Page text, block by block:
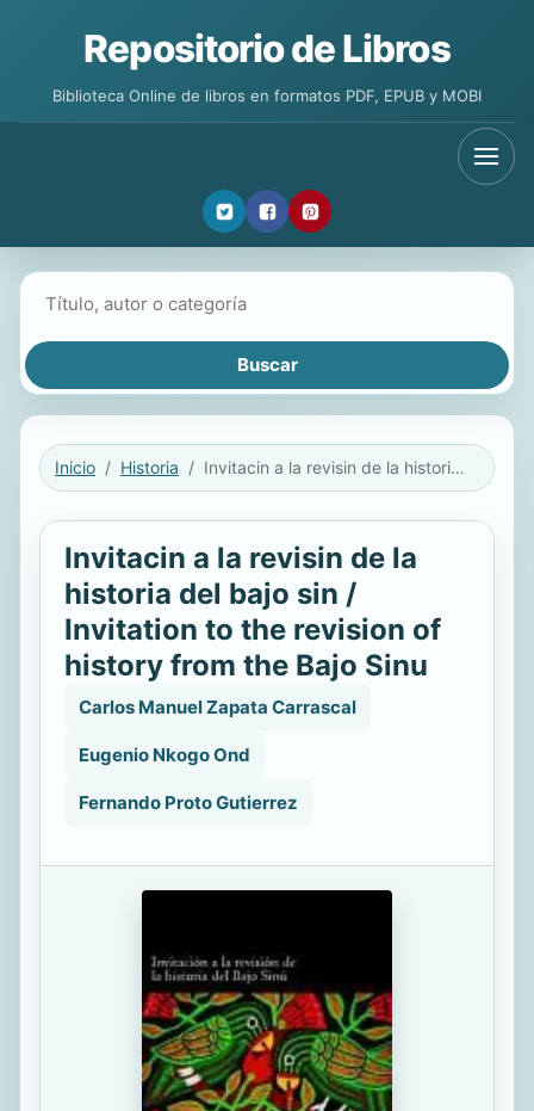
Repositorio de Libros
Biblioteca Online de libros en formatos PDF, EPUB y MOBI
Inicio Historia Invitacin a la revisin de la historia del bajo sin / Invitation to the revision of history from the Bajo Sinu
Invitacin a la revisin de la
historia del bajo sin /
Invitation to the revision of
history from the Bajo Sinu
Carlos Manuel Zapata Carrascal
Eugenio Nkogo Ond
Fernando Proto Gutierrez